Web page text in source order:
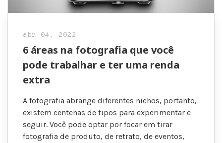
abr 04, 2022
6 áreas na fotografia que você
pode trabalhar e ter uma renda
extra
A fotografia abrange diferentes nichos, portanto,
existem centenas de tipos para experimentar e
seguir. Você pode optar por focar em tirar
fotografia de produto, de retrato, de eventos,